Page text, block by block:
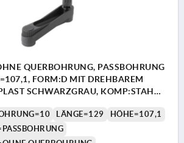
QUERBOHRUNG, PASSBOHRUNG
FORM:D MIT DREHBAREM
SCHWARZGRAU, KOMP:STAHL
LÄNGE=129
HÖHE=107,1